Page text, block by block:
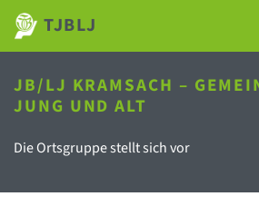
TJBLJ
JB/LJ KRAMSACH –
JUNG UND ALT
Die Ortsgruppe stellt sich vor